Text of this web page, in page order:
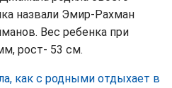
назвали Эмир-Рахман
Вес ребенка при
рост- 53 см.
как с родными отдыхает в